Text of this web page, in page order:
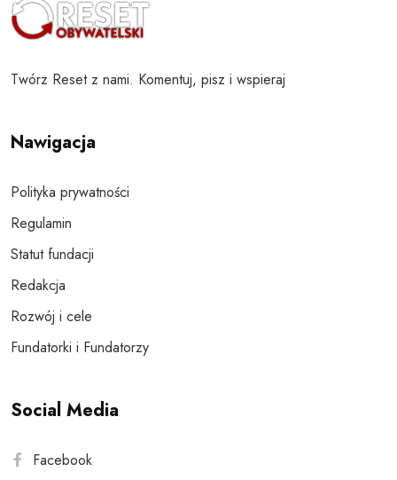
Twórz Reset z nami. Komentuj, pisz i wspieraj
Nawigacja
Polityka prywatności
Regulamin
Statut fundacji
Redakcja
Rozwój i cele
Fundatorki i Fundatorzy
Social Media
Facebook